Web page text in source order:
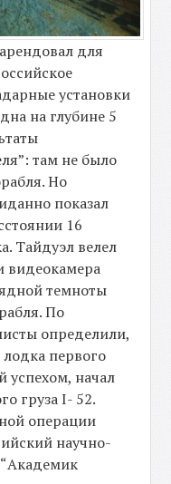
для
установки
на глубине 5
там не было
Но
показал
16
Тайдуэл велел
видеокамера
темноты
По
определили,
первого
успехом, начал
груза I- 52.
операции
научно-